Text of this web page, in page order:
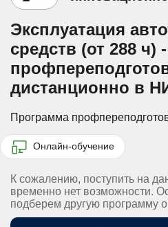
Эксплуатация
средств (от 288 ч) -
дистанционно в
Программа
Онлайн-обучение
К сожалению, поступить на
временно нет возможности.
подберем другую программу